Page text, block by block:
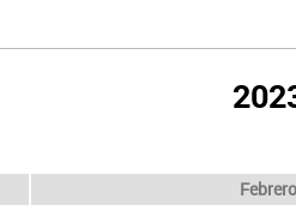
Febrero